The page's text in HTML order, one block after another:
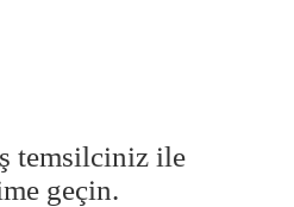
temsilciniz ile
geçin.